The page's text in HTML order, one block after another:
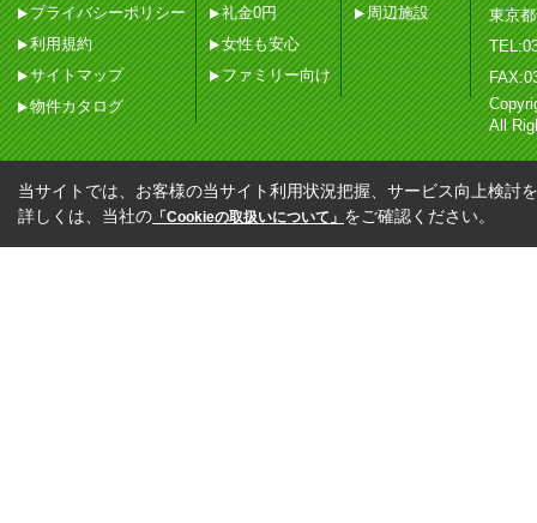
プライバシーポリシー
利用規約
サイトマップ
物件カタログ
礼金0円
女性も安心
ファミリー向け
周辺施設
東京
All
当サイトでは、お客様の当サイト利用状況把握、サービス向上検討
詳しくは、当社の 「Cookieの取扱いについて」 をご確認ください。